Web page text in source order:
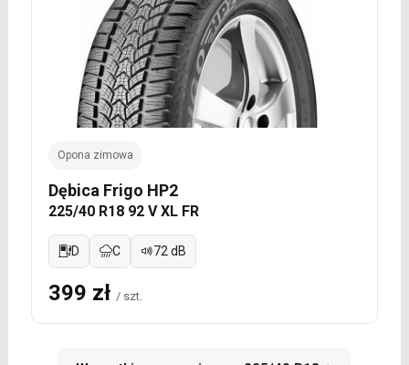
Opona zimowa
Dębica Frigo HP2
225/40 R18 92 V XL FR
D C 72 dB
399 zł / szt.